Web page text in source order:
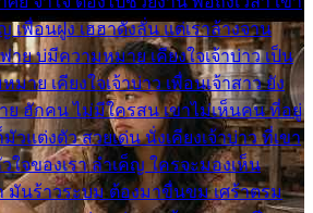
เพื่อนฝูง เฮฮาดังลั่น แต่เราล้างจาน
าย บ่มีความหมาย เคียงใจเจ้าบ่าว เป็น
าย เคียงใจเจ้าบ่าว เพื่อนเจ้าสาว ยัง
ย ฮักคน ไม่มีใครสน เขาไม่เห็นคน ที่อยู่
วแต่งตัว สวยเด่น นั่งเคียงเจ้าบ่าว ที่เขา
ใจของเรา ลำเค็ญ ใครจะมองเห็น
มันร้าวระบม ต้องมาขื่นขม เศร้าตรม